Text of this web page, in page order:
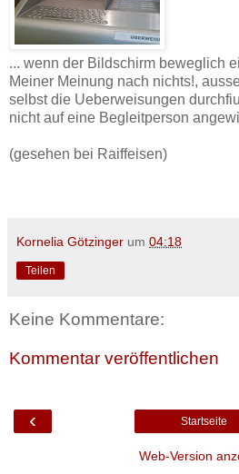
‎... wenn der Bildschirm beweglich
Meiner Meinung nach nichts!,
selbst die Ueberweisungen
nicht auf eine Begleitperson
(gesehen bei Raiffeisen)
Kornelia Götzinger um 04:18
Teilen
Keine Kommentare:
Kommentar veröffentlichen
‹ Startseite
Web-Version